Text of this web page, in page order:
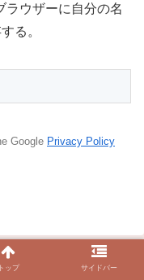
ラウザーに自分の名
る。
Google Privacy Policy
トップ サイドバー